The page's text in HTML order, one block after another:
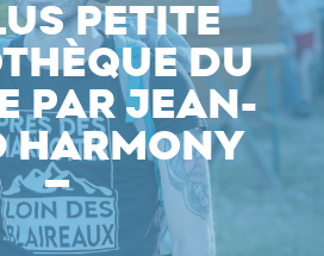
PETITE
DU
PAR JEAN-
HARMONY